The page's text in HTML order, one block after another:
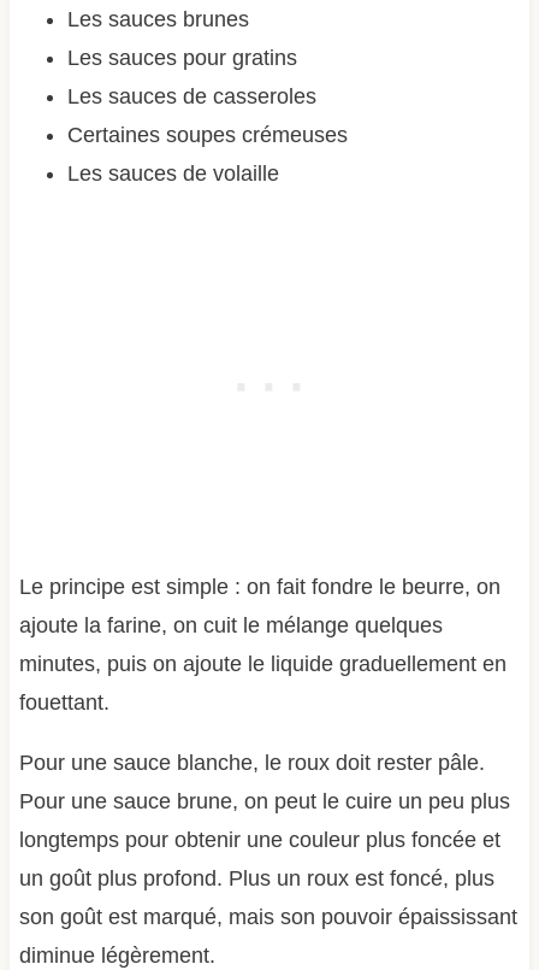
Les sauces brunes
Les sauces pour gratins
Les sauces de casseroles
Certaines soupes crémeuses
Les sauces de volaille
Le principe est simple : on fait fondre le beurre, on
ajoute la farine, on cuit le mélange quelques
minutes, puis on ajoute le liquide graduellement en
fouettant.
Pour une sauce blanche, le roux doit rester pâle.
Pour une sauce brune, on peut le cuire un peu plus
longtemps pour obtenir une couleur plus foncée et
un goût plus profond. Plus un roux est foncé, plus
son goût est marqué, mais son pouvoir épaississant
diminue légèrement.